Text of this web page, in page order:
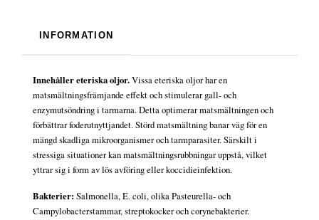
INFORMATION
Innehåller eteriska oljor.Vissa eteriska oljor har en
matsmältningsfrämjande effekt och stimulerar gall- och
enzymutsöndring i tarmarna. Detta optimerar matsmältningen och
förbättrar foderutnyttjandet. Störd matsmältning banar väg för en
mängd skadliga mikroorganismer och tarmparasiter. Särskilt i
stressiga situationer kan matsmältningsrubbningar uppstå, vilket
yttrar sig i form av lös avföring eller koccidieinfektion.
Bakterier: Salmonella, E. coli, olika Pasteurella- och
Campylobacterstammar, streptokocker och corynebakterier.